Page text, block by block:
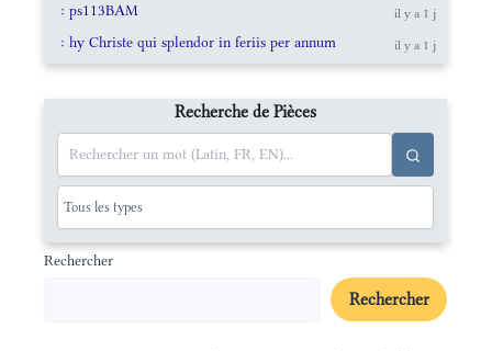
: ps113BAM il y a 1 j
: hy Christe qui splendor in feriis per annum il y a 1 j
Recherche de Pièces
Rechercher
Rechercher